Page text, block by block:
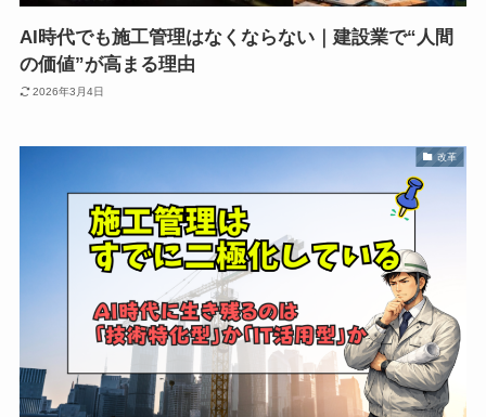
AI時代でも施工管理はなくならない｜建設業で“人間
の価値”が高まる理由
2026年3月4日
改革